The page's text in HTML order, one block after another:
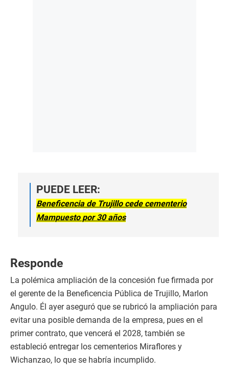
PUEDE LEER:
Beneficencia de Trujillo cede cementerio
Mampuesto por 30 años
Responde
La polémica ampliación de la concesión fue firmada por
el gerente de la Beneficencia Pública de Trujillo, Marlon
Angulo. Él ayer aseguró que se rubricó la ampliación para
evitar una posible demanda de la empresa, pues en el
primer contrato, que vencerá el 2028, también se
estableció entregar los cementerios Miraflores y
Wichanzao, lo que se habría incumplido.